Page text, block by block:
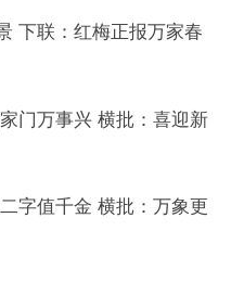
下联：红梅正报万家春
门万事兴 横批：喜迎新
字值千金 横批：万象更